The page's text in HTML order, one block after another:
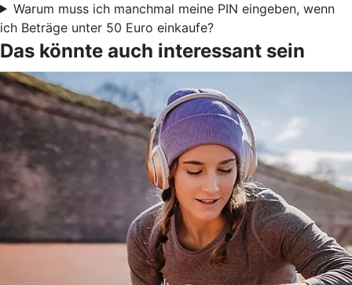
Warum muss ich manchmal meine PIN eingeben, wenn
ich Beträge unter 50 Euro einkaufe?
Das könnte auch interessant sein